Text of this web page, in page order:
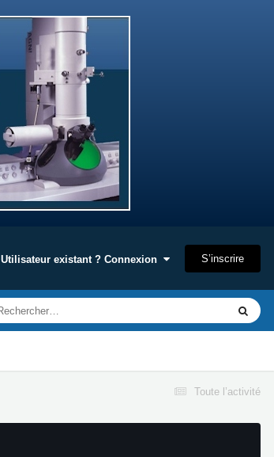
Utilisateur existant ? Connexion S’inscrire
Toute l’activité